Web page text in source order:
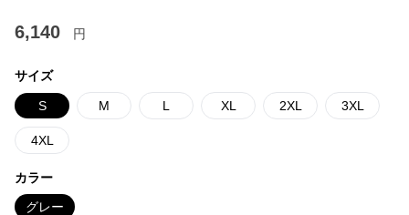
6,140 円
サイズ
S M L XL 2XL 3XL
4XL
カラー
グレー